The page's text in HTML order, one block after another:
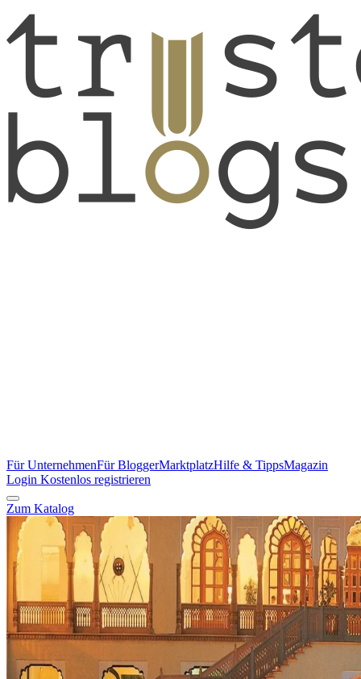
Für UnternehmenFür BloggerMarktplatzHilfe & TippsMagazin
Login Kostenlos registrieren
Zum Katalog